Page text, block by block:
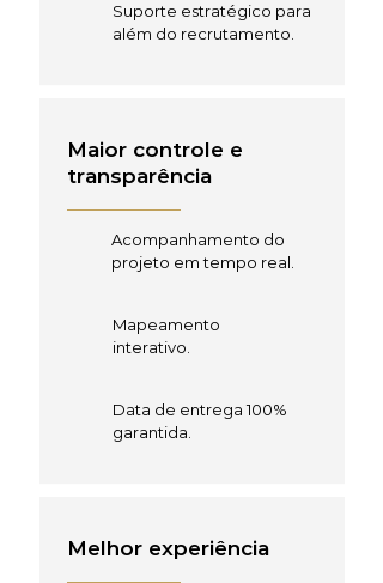
Suporte estratégico para
além do recrutamento.
Maior controle e
transparência
Acompanhamento do
projeto em tempo real.
Mapeamento
interativo.
Data de entrega 100%
garantida.
Melhor experiência